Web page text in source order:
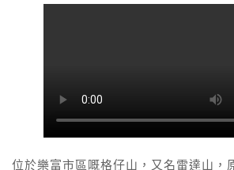
位於樂富市區嘅格仔山，又名雷達山，